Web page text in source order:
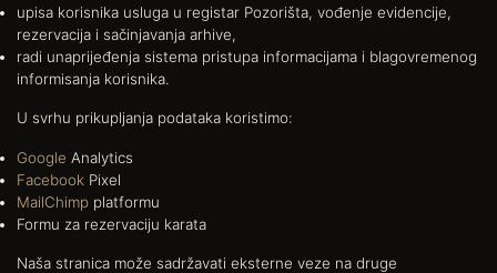
upisa korisnika usluga u registar Pozorišta, vođenje evidencije,
rezervacija i sačinjavanja arhive,
radi unaprijeđenja sistema pristupa informacijama i blagovremenog
informisanja korisnika.
U svrhu prikupljanja podataka koristimo:
Google Analytics
Facebook Pixel
MailChimp platformu
Formu za rezervaciju karata
Naša stranica može sadržavati eksterne veze na druge